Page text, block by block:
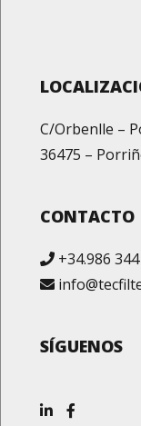
C/Orbenlle –
36475 –
CONTACTO
+34.986
SÍGUENOS